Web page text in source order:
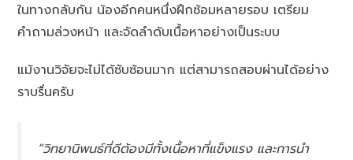
ในทางกลับกัน น้องอีกคนหนึ่งฝึกซ้อมหลายรอบ เตรียม
คำถามล่วงหน้า และจัดลำดับเนื้อหาอย่างเป็นระบบ
แม้งานวิจัยจะไม่ได้ซับซ้อนมาก แต่สามารถสอบผ่านได้อย่าง
ราบรื่นครับ
“วิทยานิพนธ์ที่ดีต้องมีทั้งเนื้อหาที่แข็งแรง และการนำ